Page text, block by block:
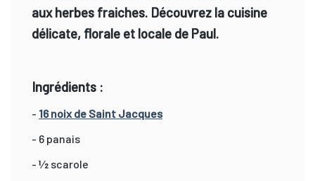
aux herbes fraiches. Découvrez la cuisine
délicate, florale et locale de Paul.
Ingrédients :
- 16 noix de Saint Jacques
- 6 panais
- 1⁄2 scarole